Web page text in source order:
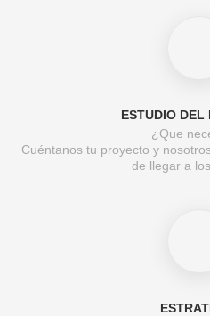
ESTUDIO DEL
¿Que
Cuéntanos tu proyecto y
de llegar a